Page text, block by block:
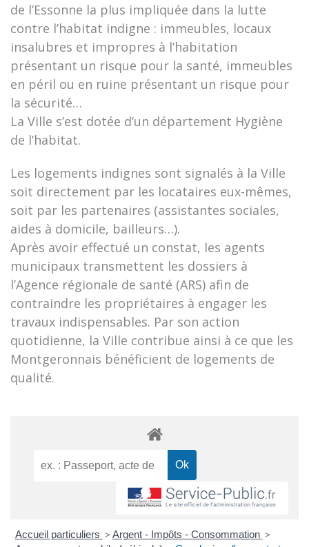
de l’Essonne la plus impliquée dans la lutte
contre l’habitat indigne : immeubles, locaux
insalubres et impropres à l’habitation
présentant un risque pour la santé, immeubles
en péril ou en ruine présentant un risque pour
la sécurité…
La Ville s’est dotée d’un département Hygiène
de l’habitat.
Les logements indignes sont signalés à la Ville
soit directement par les locataires eux-mêmes,
soit par les partenaires (assistantes sociales,
aides à domicile, bailleurs…).
Après avoir effectué un constat, les agents
municipaux transmettent les dossiers à
l’Agence régionale de santé (ARS) afin de
contraindre les propriétaires à engager les
travaux indispensables. Par son action
quotidienne, la Ville contribue ainsi à ce que les
Montgeronnais bénéficient de logements de
qualité.
Accueil particuliers > Argent - Impôts - Consommation >